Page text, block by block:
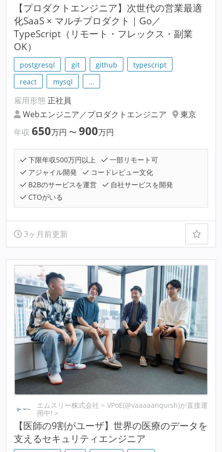
【プロダクトエンジニア】次世代の営業最適
化SaaS × マルチプロダクト｜Go／
TypeScript（リモート・フレックス・副業
OK）
postgresql git github
typescript
react
mysql …
雇用形態 正社員
Webエンジニア／プロダクトエンジニア
東京
年収 650万円 〜 900万円
下限年収500万円以上
一部リモート可
アジャイル開発
コードレビュー文化
B2Bのサービスを運営
自社サービスを開発
CTOがいる
3ヶ月前更新
エムスリー株式会社 < VPoE(@vaaaaanquish)が直接運
用中! >
【医師の9割がユーザ】世界の医療のデータを
支えるセキュリティエンジニア